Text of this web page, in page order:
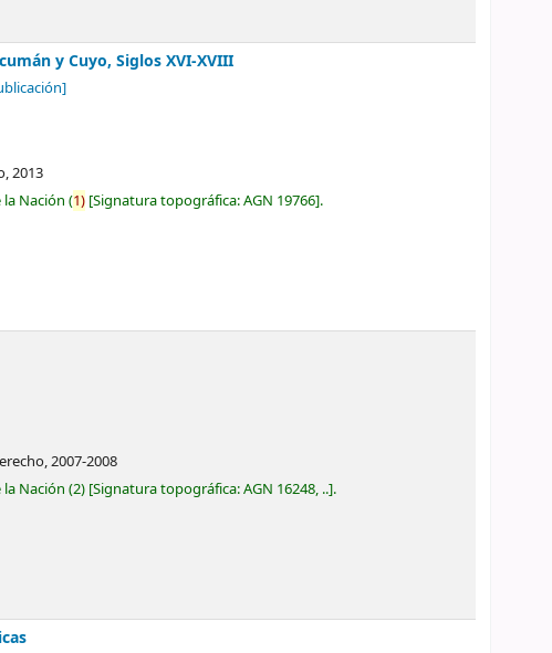
y Cuyo, Siglos XVI-XVIII
2013
Nación (1) Signatura topográfica:AGN 19766 .
2007-2008
Nación (2) Signatura topográfica:AGN 16248, .. .